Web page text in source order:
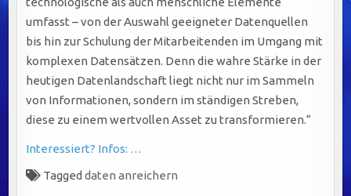
umfasst – von der Auswahl geeigneter Datenquellen
bis hin zur Schulung der Mitarbeitenden im Umgang mit
komplexen Datensätzen. Denn die wahre Stärke in der
heutigen Datenlandschaft liegt nicht nur im Sammeln
von Informationen, sondern im ständigen Streben,
diese zu einem wertvollen Asset zu transformieren.“
Interessiert? Infos: …
Taggeddaten anreichern